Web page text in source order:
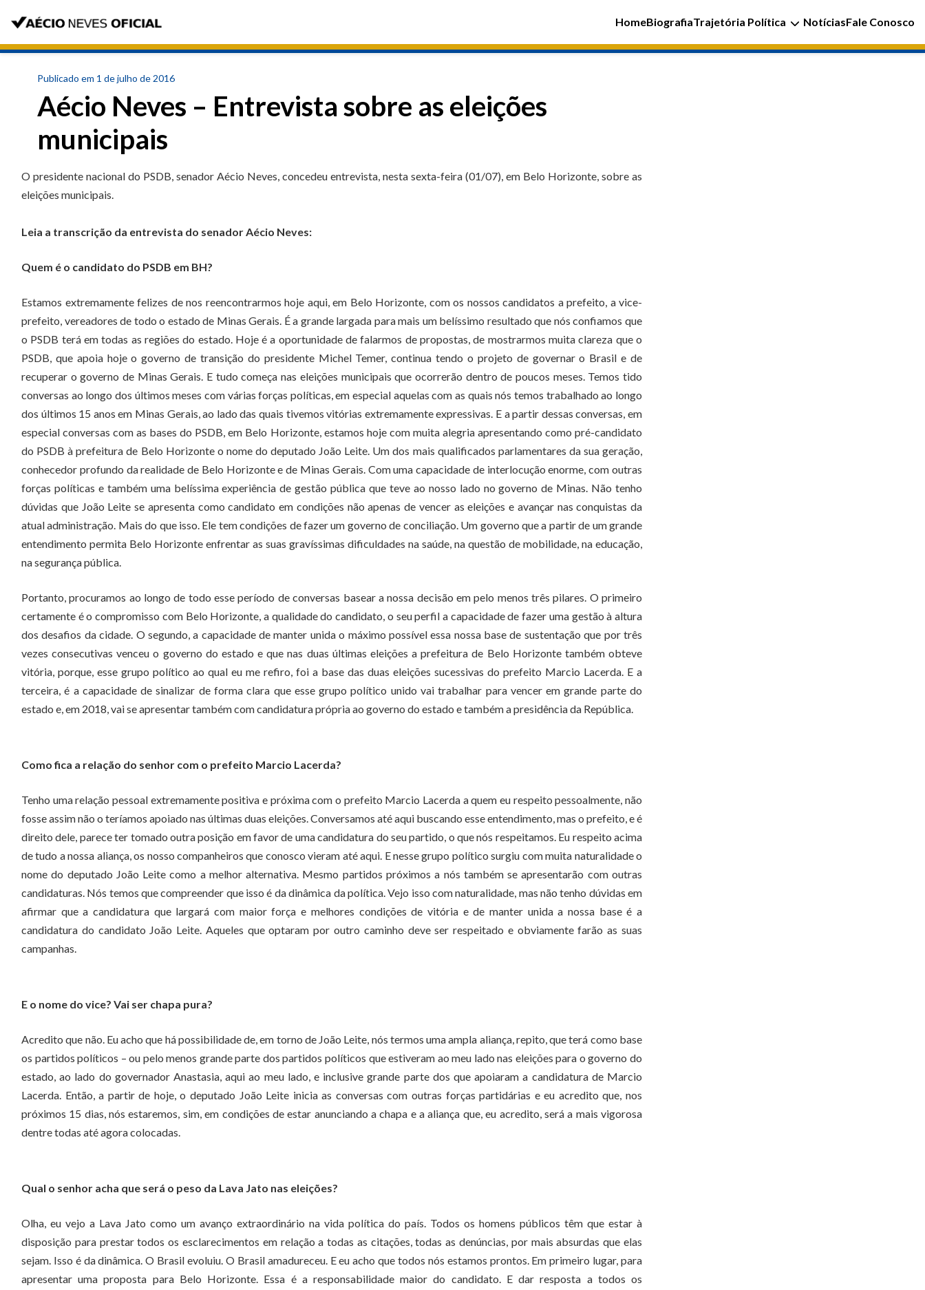
HomeBiografiaTrajetória Política NotíciasFale Conosco
Publicado em 1 de julho de 2016
Aécio Neves – Entrevista sobre as eleições
municipais
O presidente nacional do PSDB, senador Aécio Neves, concedeu entrevista, nesta sexta-feira (01/07), em Belo Horizonte, sobre as
eleições municipais.
Leia a transcrição da entrevista do senador Aécio Neves:
Quem é o candidato do PSDB em BH?
Estamos extremamente felizes de nos reencontrarmos hoje aqui, em Belo Horizonte, com os nossos candidatos a prefeito, a vice-
prefeito, vereadores de todo o estado de Minas Gerais. É a grande largada para mais um belíssimo resultado que nós confiamos que
o PSDB terá em todas as regiões do estado. Hoje é a oportunidade de falarmos de propostas, de mostrarmos muita clareza que o
PSDB, que apoia hoje o governo de transição do presidente Michel Temer, continua tendo o projeto de governar o Brasil e de
recuperar o governo de Minas Gerais. E tudo começa nas eleições municipais que ocorrerão dentro de poucos meses. Temos tido
conversas ao longo dos últimos meses com várias forças políticas, em especial aquelas com as quais nós temos trabalhado ao longo
dos últimos 15 anos em Minas Gerais, ao lado das quais tivemos vitórias extremamente expressivas. E a partir dessas conversas, em
especial conversas com as bases do PSDB, em Belo Horizonte, estamos hoje com muita alegria apresentando como pré-candidato
do PSDB à prefeitura de Belo Horizonte o nome do deputado João Leite. Um dos mais qualificados parlamentares da sua geração,
conhecedor profundo da realidade de Belo Horizonte e de Minas Gerais. Com uma capacidade de interlocução enorme, com outras
forças políticas e também uma belíssima experiência de gestão pública que teve ao nosso lado no governo de Minas. Não tenho
dúvidas que João Leite se apresenta como candidato em condições não apenas de vencer as eleições e avançar nas conquistas da
atual administração. Mais do que isso. Ele tem condições de fazer um governo de conciliação. Um governo que a partir de um grande
entendimento permita Belo Horizonte enfrentar as suas gravíssimas dificuldades na saúde, na questão de mobilidade, na educação,
na segurança pública.
Portanto, procuramos ao longo de todo esse período de conversas basear a nossa decisão em pelo menos três pilares. O primeiro
certamente é o compromisso com Belo Horizonte, a qualidade do candidato, o seu perfil a capacidade de fazer uma gestão à altura
dos desafios da cidade. O segundo, a capacidade de manter unida o máximo possível essa nossa base de sustentação que por três
vezes consecutivas venceu o governo do estado e que nas duas últimas eleições a prefeitura de Belo Horizonte também obteve
vitória, porque, esse grupo político ao qual eu me refiro, foi a base das duas eleições sucessivas do prefeito Marcio Lacerda. E a
terceira, é a capacidade de sinalizar de forma clara que esse grupo político unido vai trabalhar para vencer em grande parte do
estado e, em 2018, vai se apresentar também com candidatura própria ao governo do estado e também a presidência da República.
Como fica a relação do senhor com o prefeito Marcio Lacerda?
Tenho uma relação pessoal extremamente positiva e próxima com o prefeito Marcio Lacerda a quem eu respeito pessoalmente, não
fosse assim não o teríamos apoiado nas últimas duas eleições. Conversamos até aqui buscando esse entendimento, mas o prefeito, e é
direito dele, parece ter tomado outra posição em favor de uma candidatura do seu partido, o que nós respeitamos. Eu respeito acima
de tudo a nossa aliança, os nosso companheiros que conosco vieram até aqui. E nesse grupo político surgiu com muita naturalidade o
nome do deputado João Leite como a melhor alternativa. Mesmo partidos próximos a nós também se apresentarão com outras
candidaturas. Nós temos que compreender que isso é da dinâmica da política. Vejo isso com naturalidade, mas não tenho dúvidas em
afirmar que a candidatura que largará com maior força e melhores condições de vitória e de manter unida a nossa base é a
candidatura do candidato João Leite. Aqueles que optaram por outro caminho deve ser respeitado e obviamente farão as suas
campanhas.
E o nome do vice? Vai ser chapa pura?
Acredito que não. Eu acho que há possibilidade de, em torno de João Leite, nós termos uma ampla aliança, repito, que terá como base
os partidos políticos – ou pelo menos grande parte dos partidos políticos que estiveram ao meu lado nas eleições para o governo do
estado, ao lado do governador Anastasia, aqui ao meu lado, e inclusive grande parte dos que apoiaram a candidatura de Marcio
Lacerda. Então, a partir de hoje, o deputado João Leite inicia as conversas com outras forças partidárias e eu acredito que, nos
próximos 15 dias, nós estaremos, sim, em condições de estar anunciando a chapa e a aliança que, eu acredito, será a mais vigorosa
dentre todas até agora colocadas.
Qual o senhor acha que será o peso da Lava Jato nas eleições?
Olha, eu vejo a Lava Jato como um avanço extraordinário na vida política do país. Todos os homens públicos têm que estar à
disposição para prestar todos os esclarecimentos em relação a todas as citações, todas as denúncias, por mais absurdas que elas
sejam. Isso é da dinâmica. O Brasil evoluiu. O Brasil amadureceu. E eu acho que todos nós estamos prontos. Em primeiro lugar, para
apresentar uma proposta para Belo Horizonte. Essa é a responsabilidade maior do candidato. E dar resposta a todos os